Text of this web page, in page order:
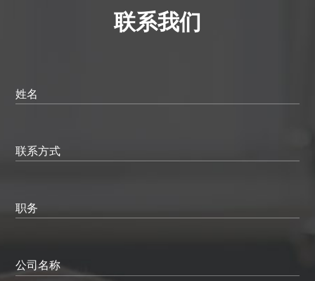
联系我们
姓名
联系方式
职务
公司名称